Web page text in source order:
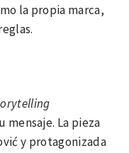
la propia marca,
La pieza
y protagonizada